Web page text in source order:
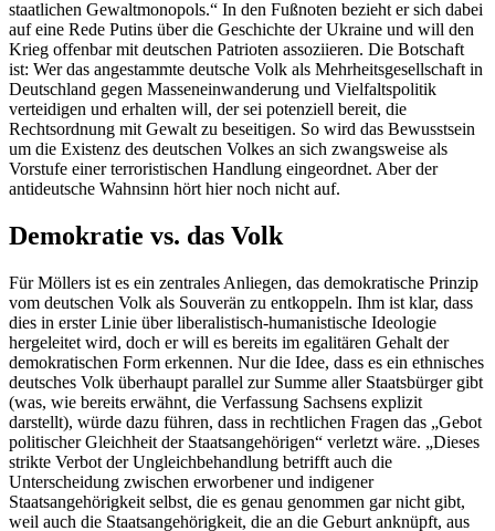
staatlichen Gewaltmonopols.“ In den Fußnoten bezieht er sich dabei
auf eine Rede Putins über die Geschichte der Ukraine und will den
Krieg offenbar mit deutschen Patrioten assoziieren. Die Botschaft
ist: Wer das angestammte deutsche Volk als Mehrheitsgesellschaft in
Deutschland gegen Masseneinwanderung und Vielfaltspolitik
verteidigen und erhalten will, der sei potenziell bereit, die
Rechtsordnung mit Gewalt zu beseitigen. So wird das Bewusstsein
um die Existenz des deutschen Volkes an sich zwangsweise als
Vorstufe einer terroristischen Handlung eingeordnet. Aber der
antideutsche Wahnsinn hört hier noch nicht auf.
Demokratie vs. das Volk
Für Möllers ist es ein zentrales Anliegen, das demokratische Prinzip
vom deutschen Volk als Souverän zu entkoppeln. Ihm ist klar, dass
dies in erster Linie über liberalistisch-humanistische Ideologie
hergeleitet wird, doch er will es bereits im egalitären Gehalt der
demokratischen Form erkennen. Nur die Idee, dass es ein ethnisches
deutsches Volk überhaupt parallel zur Summe aller Staatsbürger gibt
(was, wie bereits erwähnt, die Verfassung Sachsens explizit
darstellt), würde dazu führen, dass in rechtlichen Fragen das „Gebot
politischer Gleichheit der Staatsangehörigen“ verletzt wäre. „Dieses
strikte Verbot der Ungleichbehandlung betrifft auch die
Unterscheidung zwischen erworbener und indigener
Staatsangehörigkeit selbst, die es genau genommen gar nicht gibt,
weil auch die Staatsangehörigkeit, die an die Geburt anknüpft, aus